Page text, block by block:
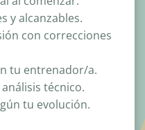
y alcanzables.
con correcciones
tu entrenador/a.
técnico.
tu evolución.